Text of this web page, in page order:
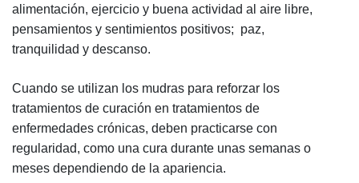
alimentación, ejercicio y buena actividad al aire libre,
pensamientos y sentimientos positivos; paz,
tranquilidad y descanso.
Cuando se utilizan los mudras para reforzar los
tratamientos de curación en tratamientos de
enfermedades crónicas, deben practicarse con
regularidad, como una cura durante unas semanas o
meses dependiendo de la apariencia.